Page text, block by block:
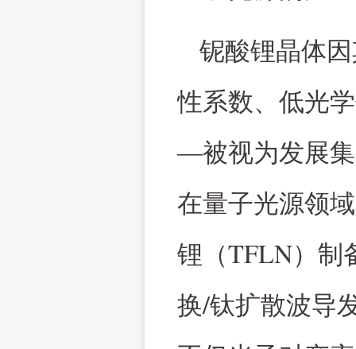
铌酸锂晶体
性系数、低光
—被视为发展
在量子光源领
锂（TFLN）制
换/钛扩散波导